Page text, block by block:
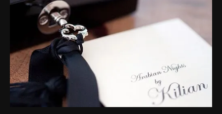
Oud
agarowe
nowiny